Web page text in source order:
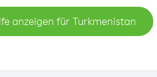
anzeigen für Turkmenistan